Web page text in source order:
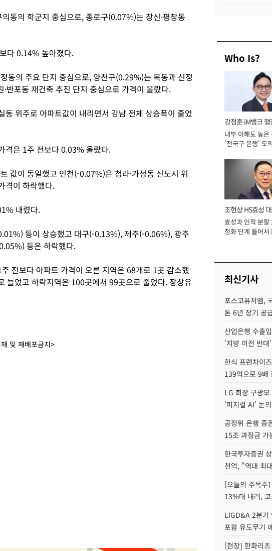
동의 학군지 중심으로, 종로구(0.07%)는 창신·평창동
다 0.14% 높아졌다.
동의 주요 단지 중심으로, 양천구(0.29%)는 목동과 신정
반포동 재건축 추진 단지 중심으로 가격이 올랐다.
동 위주로 아파트값이 내리면서 강남 전체 상승폭이 줄었
격은 1주 전보다 0.03% 올랐다.
값이 동일했고 인천(-0.07%)은 청라·가정동 신도시 위
격이 하락했다.
내렸다.
등이 상승했고 대구(-0.13%), 제주(-0.06%), 광주
등은 하락했다.
전보다 아파트 가격이 오른 지역은 68개로 1곳 감소했
늘었고 하락지역은 100곳에서 99곳으로 줄었다. 장상유
및 재배포금지>
Who Is?
강정훈 iM뱅크 행
내부 이해도 높은
'전국구 은행' 도
조현상 HS효성
장
효성과 인적 분할
정화 단계 들어
최신기사
포스코퓨처엠,
톤 6년 장기 공
산업은행 수출
'지방 이전 반대
한식 프랜차이
139억으로 9배
LG 회장 구광
'피지컬 AI' 논
공정위 은행 증
15조 과징금 가
한국투자증권
천억, "역대 최
[오늘의 주목주
13%대 내려,
LIGD&A 2분기
포함 유도무기
[현장] 한화리